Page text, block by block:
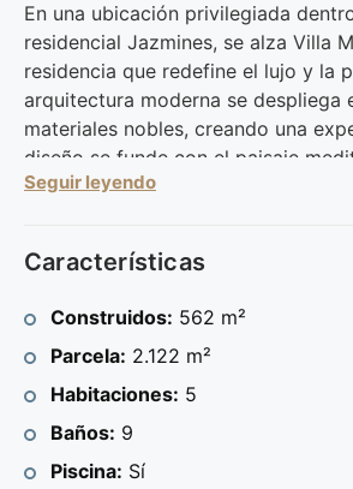
En una ubicación privilegiada
residencial Jazmines, se alza Villa
residencia que redefine el lujo y la
arquitectura moderna se despliega
materiales nobles, creando una
diseño se funde con el paisaje
ofrecer un estilo de vida distinguido
superior, donde se encuentra un
para varios vehículos. Desde esta
da paso a las zonas de descanso y
con el resto de la vivienda mediante
cómoda y funcional entre todos los
Seguir leyendo
Características
Construidos: 562 m²
Parcela: 2.122 m²
Habitaciones: 5
Baños: 9
Piscina: Sí